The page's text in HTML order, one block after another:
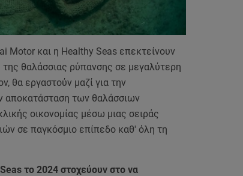
Motor και η Healthy Seas επεκτείνουν
της θαλάσσιας ρύπανσης σε μεγαλύτερη
θα εργαστούν μαζί για την
αποκατάσταση των θαλάσσιων
οικονομίας μέσω μιας σειράς
σε παγκόσμιο επίπεδο καθ' όλη τη
το 2024 στοχεύουν στο να